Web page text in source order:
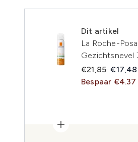
Dit artikel
La Roche-
Gezichtsnevel
Recommended
€21,85 €17,48
Bespaar €4.37